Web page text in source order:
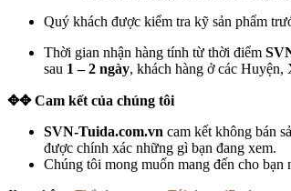
Quý khách được kiểm tra kỹ sản phẩm
Thời gian nhận hàng tính từ thời điểm
sau 1 – 2 ngày, khách hàng ở các Huyện,
✥✥ Cam kết của chúng tôi
SVN-Tuida.com.vn cam kết không bán
được chính xác những gì bạn đang xem.
Chúng tôi mong muốn mang đến cho